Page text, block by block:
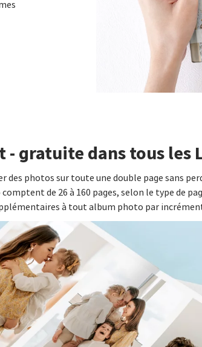
- gratuite dans tous les
des photos sur toute une double page sans
de 26 à 160 pages, selon le type de
à tout album photo par